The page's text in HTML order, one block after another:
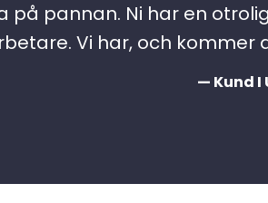
på pannan. Ni har en
Vi har, och
— Kund I